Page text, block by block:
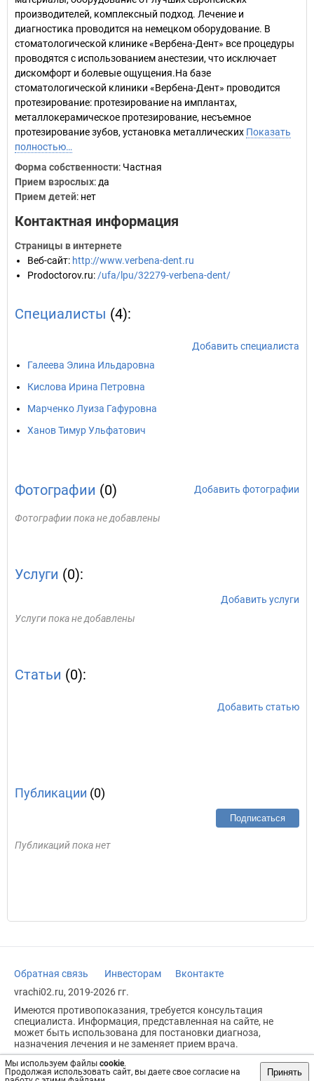
Мы используем файлы cookie.
Продолжая использовать сайт, вы даете свое согласие на
Принять
производителей, комплексный подход. Лечение и
диагностика проводится на немецком оборудование. В
стоматологической клинике «Вербена-Дент» все процедуры
проводятся с использованием анестезии, что исключает
дискомфорт и болевые ощущения.На базе
стоматологической клиники «Вербена-Дент» проводится
протезирование: протезирование на имплантах,
металлокерамическое протезирование, несъемное
протезирование зубов, установка металлических Показать
полностью…
Форма собственности: Частная
Прием взрослых: да
Прием детей: нет
Контактная информация
Страницы в интернете
Веб-сайт: http://www.verbena-dent.ru
Prodoctorov.ru: /ufa/lpu/32279-verbena-dent/
Специалисты (4):
Добавить специалиста
Галеева Элина Ильдаровна
Кислова Ирина Петровна
Марченко Луиза Гафуровна
Ханов Тимур Ульфатович
Фотографии (0) Добавить фотографии
Фотографии пока не добавлены
Услуги (0):
Добавить услуги
Услуги пока не добавлены
Статьи (0):
Добавить статью
Публикации (0)
Подписаться
Публикаций пока нет
Обратная связь Инвесторам
Вконтакте
vrachi02.ru, 2019-2026 гг.
Имеются противопоказания, требуется консультация
специалиста. Информация, представленная на сайте, не
может быть использована для постановки диагноза,
назначения лечения и не заменяет прием врача.
Возрастное ограничение: 18+